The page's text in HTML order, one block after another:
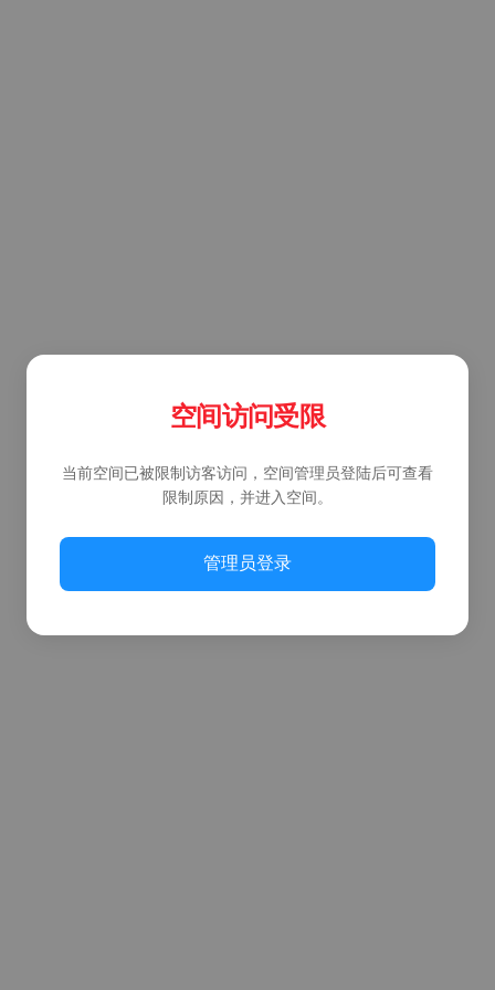
空间访问受限
当前空间已被限制访客访问，空间管理员登陆后可查看
限制原因，并进入空间。
管理员登录